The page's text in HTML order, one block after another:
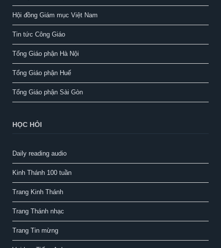
Hội đồng Giám mục Việt Nam
Tin tức Công Giáo
Tổng Giáo phận Hà Nội
Tổng Giáo phận Huế
Tổng Giáo phận Sài Gòn
HỌC HỎI
Daily reading audio
Kinh Thánh 100 tuần
Trang Kinh Thánh
Trang Thánh nhạc
Trang Tin mừng